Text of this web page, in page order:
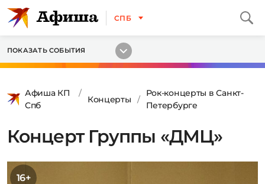
СПБ
ПОКАЗАТЬ СОБЫТИЯ
Афиша КП
Спб
Концерты
Рок-концерты в Санкт-
Петербурге
Концерт Группы «ДМЦ»
16+